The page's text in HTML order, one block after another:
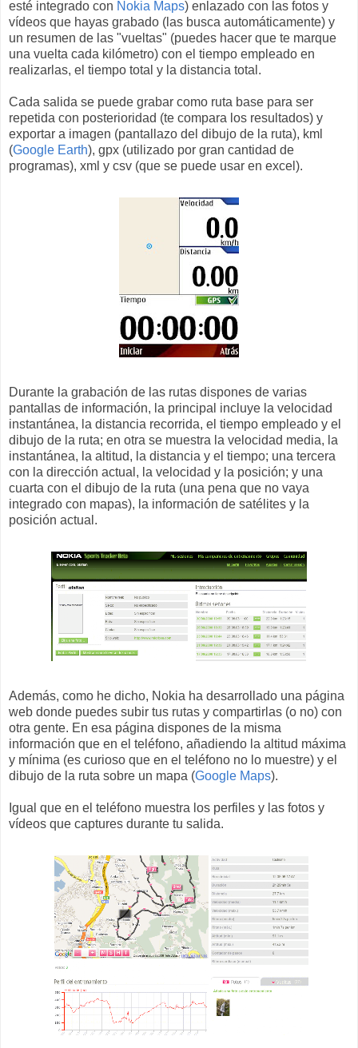
esté integrado con Nokia Maps) enlazado con las fotos y
vídeos que hayas grabado (las busca automáticamente) y
un resumen de las "vueltas" (puedes hacer que te marque
una vuelta cada kilómetro) con el tiempo empleado en
realizarlas, el tiempo total y la distancia total.
Cada salida se puede grabar como ruta base para ser
repetida con posterioridad (te compara los resultados) y
exportar a imagen (pantallazo del dibujo de la ruta), kml
(Google Earth), gpx (utilizado por gran cantidad de
programas), xml y csv (que se puede usar en excel).
Durante la grabación de las rutas dispones de varias
pantallas de información, la principal incluye la velocidad
instantánea, la distancia recorrida, el tiempo empleado y el
dibujo de la ruta; en otra se muestra la velocidad media, la
instantánea, la altitud, la distancia y el tiempo; una tercera
con la dirección actual, la velocidad y la posición; y una
cuarta con el dibujo de la ruta (una pena que no vaya
integrado con mapas), la información de satélites y la
posición actual.
Además, como he dicho, Nokia ha desarrollado una página
web donde puedes subir tus rutas y compartirlas (o no) con
otra gente. En esa página dispones de la misma
información que en el teléfono, añadiendo la altitud máxima
y mínima (es curioso que en el teléfono no lo muestre) y el
dibujo de la ruta sobre un mapa (Google Maps).
Igual que en el teléfono muestra los perfiles y las fotos y
vídeos que captures durante tu salida.